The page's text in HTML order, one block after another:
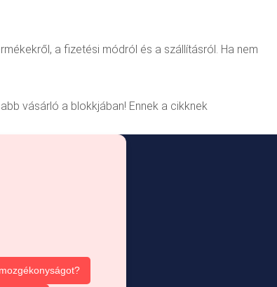
a fizetési módról és a szállításról. Ha nem
vásárló a blokkjában! Ennek a cikknek